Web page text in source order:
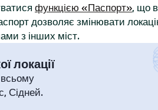
функцією «Паспорт», що
дозволяє змінювати
з інших міст.
локації
Сідней.